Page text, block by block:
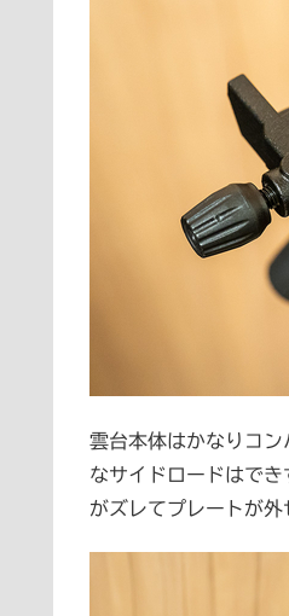
雲台本体はかなりコ
なサイドロードはで
がズレてプレートが外